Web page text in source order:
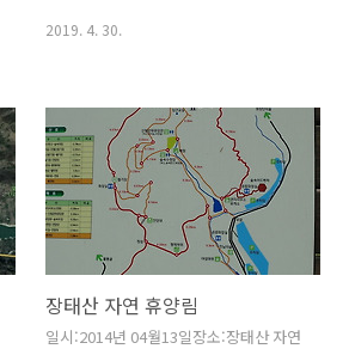
우거진 고개', '하늘재와 이우릿재 사이
(間)의 고개', '새(新)로 만든 고개'라는 뜻
이 담겨 있다. 조선팔도고갯길의 대명사
로 불리며, 한양 과거길을 오르내리던 선
비들의 청운의 꿈, 그리고 민초들의 삶과
땅이 서려 있는 곳이기도 하다. 조선 태종
14년(1414년)에 개척한 관도로 영남에서
소백산맥의 준령을 넘어 한양으로 가는
주요 길목이며 정상 높이 642m의 고개이
2019. 4. 30.
장태산 자연 휴양림
일시:2014년 04월13일장소:장태산 자연